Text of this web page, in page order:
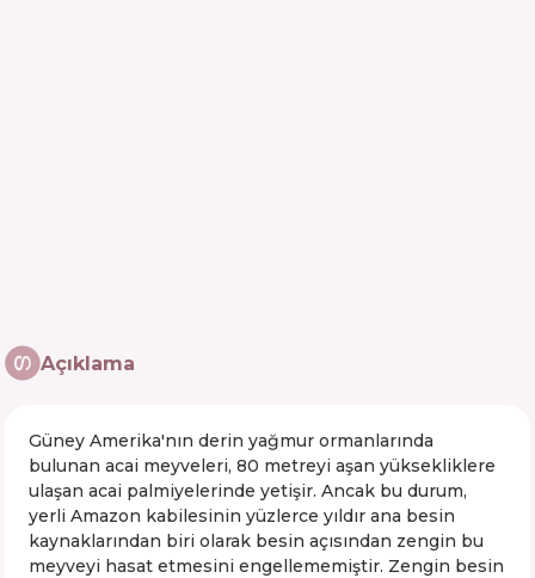
Açıklama
Güney Amerika'nın derin yağmur ormanlarında
bulunan acai meyveleri, 80 metreyi aşan yüksekliklere
ulaşan acai palmiyelerinde yetişir. Ancak bu durum,
yerli Amazon kabilesinin yüzlerce yıldır ana besin
kaynaklarından biri olarak besin açısından zengin bu
meyveyi hasat etmesini engellememiştir. Zengin besin